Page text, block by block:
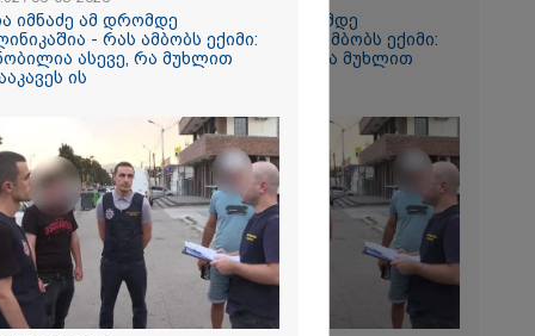
ღამე"
მედიის
ტრამპი
დეტალები
-
ის წევრი
ნია იმნაძე ამ დრომდე
კლინიკაშია - რას ამბობს ექიმი:
ცნობილია ასევე, რა მუხლით
იმნაძე ამ დრომდე
- რას ამბობს ექიმი:
ასევე, რა მუხლით
ის